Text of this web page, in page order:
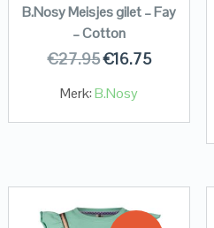
B.Nosy Meisjes gilet – Fay
– Cotton
€27.95€16.75
Merk:B.Nosy